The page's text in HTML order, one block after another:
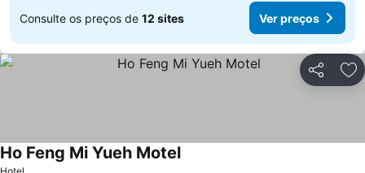
Consulte os preços de 12 sites Ver preços
Partilhar
Hotel
Ho Feng Mi Yueh MotelVer preços